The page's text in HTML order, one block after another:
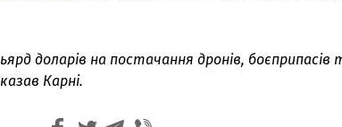
доларів на постачання дронів, боєприпасів
Карні.